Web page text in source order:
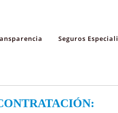
Seguros